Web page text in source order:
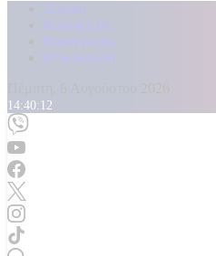
Αρχική
Kontra Live
Καταγγελίες
Επικοινωνία
14:40:14